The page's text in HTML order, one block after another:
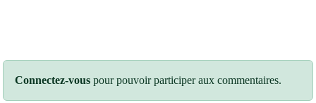
Connectez-vous pour pouvoir participer aux commentaires.